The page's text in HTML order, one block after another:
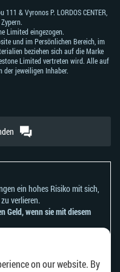
on our website. By
& Vyronos Р. LORDOS CENTER,
Limited eingezogen.
und im Persönlichen Bereich, im
beziehen sich auf die Marke
Limited vertreten wird. Alle auf
der jeweiligen Inhaber.
ein hohes Risiko mit sich,
verlieren.
Geld, wenn sie mit diesem
Geld zu verlieren.
und Offenlegungen
nicht für Personen bestimmt,